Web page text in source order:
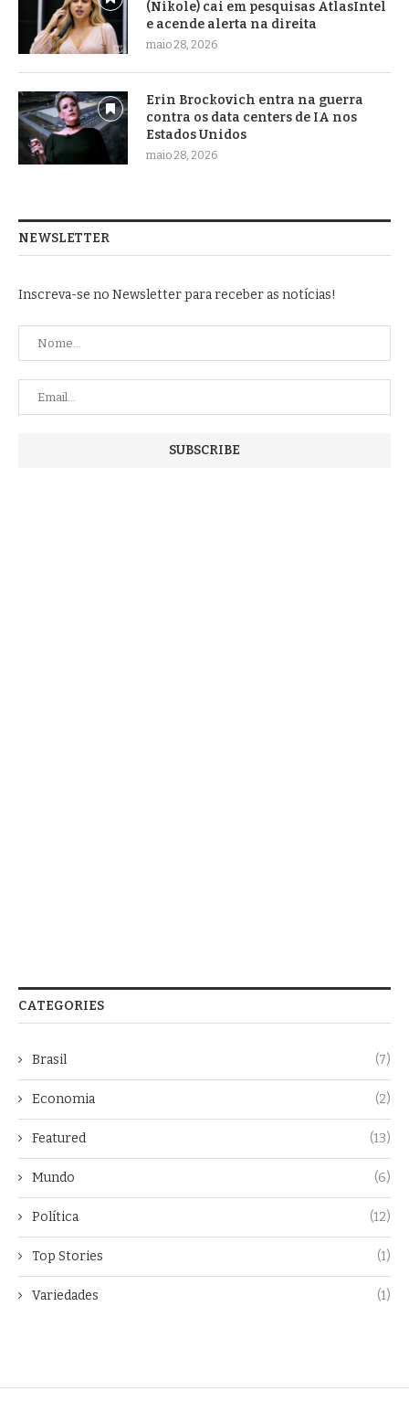
(Nikole) cai em pesquisas AtlasIntel
e acende alerta na direita
maio 28, 2026
Erin Brockovich entra na guerra
contra os data centers de IA nos
Estados Unidos
maio 28, 2026
NEWSLETTER
Inscreva-se no Newsletter para receber as notícias!
CATEGORIES
Brasil (7)
Economia (2)
Featured (13)
Mundo (6)
Política (12)
Top Stories (1)
Variedades (1)